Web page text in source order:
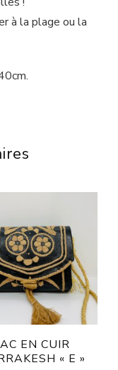
à la plage ou la
EN CUIR
« E »